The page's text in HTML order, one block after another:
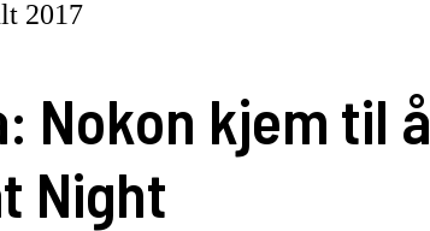
2017
Nokon kjem til å
Night